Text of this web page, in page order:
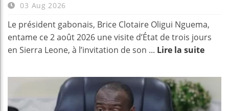
03 Aug 2026
Le président gabonais, Brice Clotaire Oligui Nguema,
entame ce 2 août 2026 une visite d’État de trois jours
en Sierra Leone, à l’invitation de son ... Lire la suite